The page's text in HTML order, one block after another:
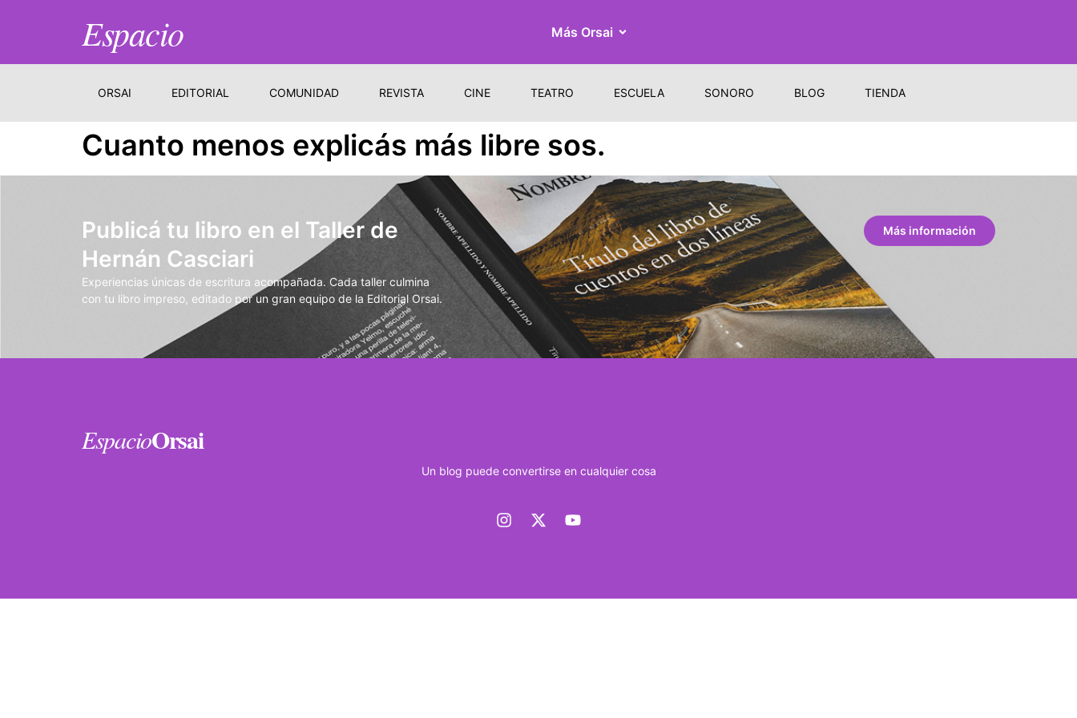
Espacio Más Orsai
ORSAI EDITORIAL COMUNIDAD REVISTA CINE TEATRO ESCUELA SONORO BLOG TIENDA
Cuanto menos explicás más libre sos.
Publicá tu libro en el Taller de
Hernán Casciari
Experiencias únicas de escritura acompañada. Cada taller culmina
con tu libro impreso, editado por un gran equipo de la Editorial Orsai.
Más información
EspacioOrsai
Un blog puede convertirse en cualquier cosa